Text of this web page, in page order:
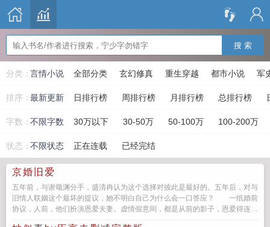
搜 索
分类： 全部分类 玄幻修真 重生穿越 都市小说 军
言情小说
排序： 日排行榜 周排行榜 月排行榜 总排行榜
最新更新
字数：不限字数 30万以下 30-50万 50-100万 100-200万
状态：不限状态 正在连载 已经完结
京婚旧爱
五年前，与谢颂渊分手，盛清冉认为这个选择对彼此是最好的。五年后，对与
旧情人联姻这个最坏的提议，她不明白自己为什么会一口答应？ 一纸婚前
协议，人前，他们扮演恩爱夫妻。虚情假意间，都是从前的影子，恩爱得连自